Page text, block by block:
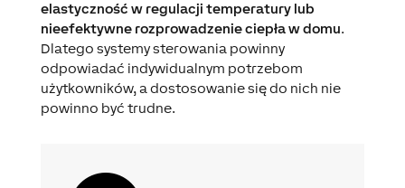
elastyczność w regulacji temperatury lub
nieefektywne rozprowadzenie ciepła w domu.
Dlatego systemy sterowania powinny
odpowiadać indywidualnym potrzebom
użytkowników, a dostosowanie się do nich nie
powinno być trudne.